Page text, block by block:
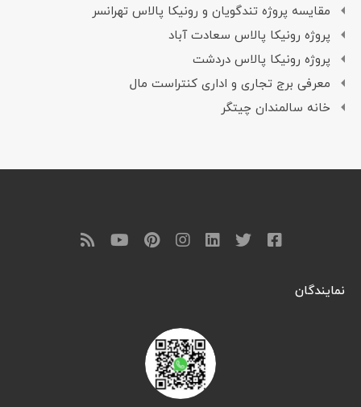
مقایسه پروژه تندگویان و رونیکا پالاس تهرانسر
پروژه رونیکا پالاس سعادت آباد
پروژه رونیکا پالاس دردشت
معرفی برج تجاری و اداری کنتراست مال
خانه سالمندان چیتگر
نمایندگان